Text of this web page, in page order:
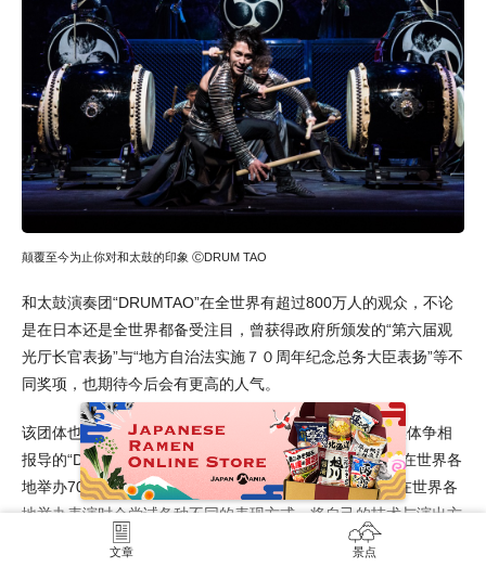
颠覆至今为止你对和太鼓的印象 ⒸDRUM TAO
和太鼓演奏团“DRUMTAO”在全世界有超过800万人的观众，不论
是在日本还是全世界都备受注目，曾获得政府所颁发的“第六届观
光厅长官表扬”与“地方自治法实施７０周年纪念总务大臣表扬”等不
同奖项，也期待今后会有更高的人气。
该团体也在2018年底的NHK红白歌合战登台表演过，而媒体争相
报导的“DRUM TAO”，目前包含日本国内，在一年之间会在世界各
地举办700次以上的表演，为了打破传统和太鼓的概念，在世界各
地举办表演时会尝试各种不同的表现方式，将自己的技术与演出方
式逐次更新，比如与一流的艺术家合作并导入激光投影技术，持续
文章 景点